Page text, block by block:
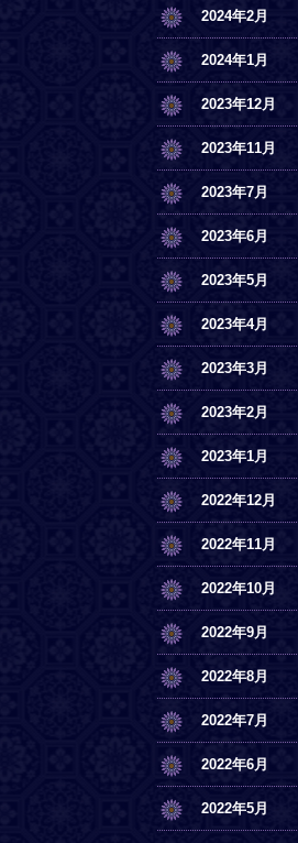
2024年2月
2024年1月
2023年12月
2023年11月
2023年7月
2023年6月
2023年5月
2023年4月
2023年3月
2023年2月
2023年1月
2022年12月
2022年11月
2022年10月
2022年9月
2022年8月
2022年7月
2022年6月
2022年5月